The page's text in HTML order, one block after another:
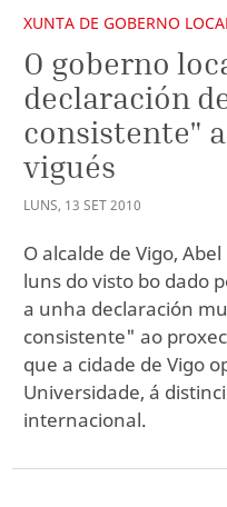
XUNTA DE GOBERNO
O goberno
declaración
consistente"
vigués
LUNS, 13 SET2010
O alcalde de Vigo,
luns do visto bo dado
a unha declaración
consistente" ao
que a cidade de Vigo
Universidade, á
internacional.